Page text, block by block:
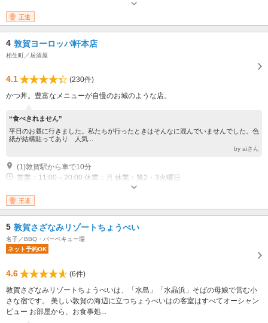
その他：開館時間 9:30?17:30 ジオラマ館（最終入館は17：00まで） 休館
日（水） 、祝日の場合はその翌日、連休などは営業、12月29日?1月1日 開
館時間 レストラン館（各店舗の営業時間は異なります。）
王道
4 敦賀ヨーロッパ軒本店
相生町／居酒屋
4.1
(230件)
かつ丼。豊富なメニューが自慢のお城のような店。
“食べきれません”
平日のお昼に行きました。私たちが行ったときはそんなに混んでいませんでした。色
紙が結構貼ってあり 人気...
by aiさん
(1)敦賀駅から車で10分
営業：11:00～20:00 休業：月 休業：第2・3火曜日
王道
5 敦賀さざなみリゾートちょうべい
名子／BBQ・バーベキュー場
ネット予約OK
4.6
(6件)
敦賀さざなみリゾートちょうべいは、「水島」「水晶浜」そばの母娘で営む小
さな宿です。 美しい敦賀の海辺に立つちょうべいはの客室はすべてオーシャン
ビュー お部屋から、お食事処...